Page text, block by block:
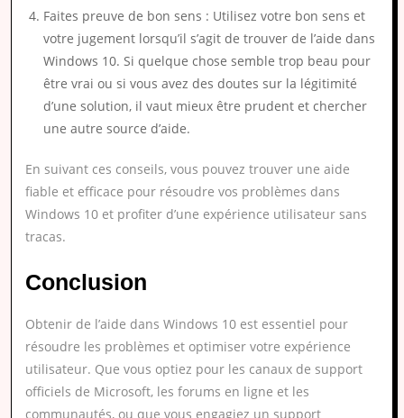
Faites preuve de bon sens : Utilisez votre bon sens et
votre jugement lorsqu’il s’agit de trouver de l’aide dans
Windows 10. Si quelque chose semble trop beau pour
être vrai ou si vous avez des doutes sur la légitimité
d’une solution, il vaut mieux être prudent et chercher
une autre source d’aide.
En suivant ces conseils, vous pouvez trouver une aide
fiable et efficace pour résoudre vos problèmes dans
Windows 10 et profiter d’une expérience utilisateur sans
tracas.
Conclusion
Obtenir de l’aide dans Windows 10 est essentiel pour
résoudre les problèmes et optimiser votre expérience
utilisateur. Que vous optiez pour les canaux de support
officiels de Microsoft, les forums en ligne et les
communautés, ou que vous engagiez un support